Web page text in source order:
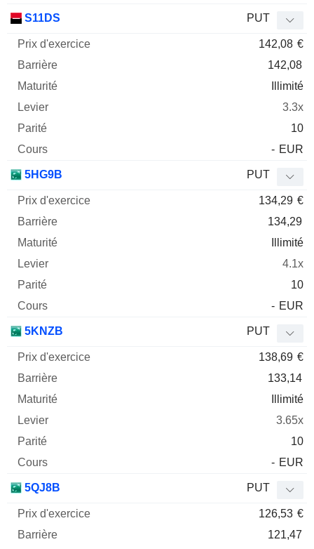
S11DS PUT
142,08 €
142,08
Illimité
3.3x
10
- EUR
5HG9B PUT
134,29 €
134,29
Illimité
4.1x
10
- EUR
5KNZB PUT
138,69 €
133,14
Illimité
3.65x
10
- EUR
5QJ8B PUT
126,53 €
121,47